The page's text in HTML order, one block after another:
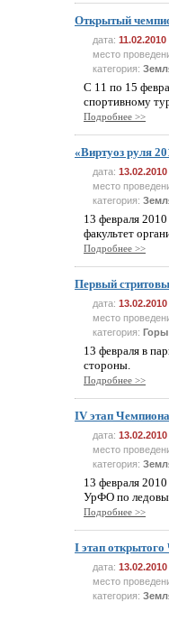
Открытый
дата: 11.02.2010
место
категория:
С 11 по 15
спортивному
Подробнее >>
«Виртуоз руля
дата: 13.02.2010
место
категория:
13 февраля
факультет
Подробнее >>
Первый
дата: 13.02.2010
место
категория: Горы
13 февраля в
стороны.
Подробнее >>
IV этап
дата: 13.02.2010
место
категория:
13 февраля
УрФО по
Подробнее >>
I этап
дата: 13.02.2010
место
категория: